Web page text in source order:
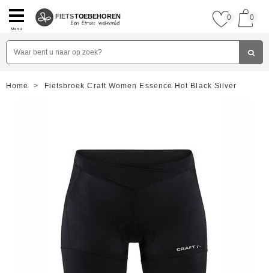
Menu
FIETSTOEBEHOREN 0 0
Home > Fietsbroek Craft Women Essence Hot Black Silver